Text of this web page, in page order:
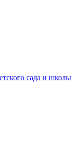
сада и школы